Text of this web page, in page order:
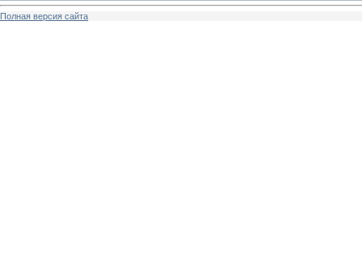
Полная версия сайта